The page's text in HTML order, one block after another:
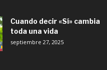
Cuando decir «Sí» cambia
toda una vida
septiembre 27, 2025